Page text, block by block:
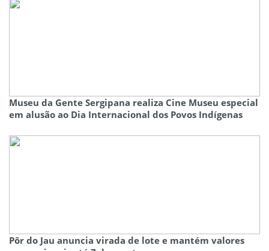
Museu da Gente Sergipana realiza Cine Museu especial
em alusão ao Dia Internacional dos Povos Indígenas
Pôr do Jau anuncia virada de lote e mantém valores